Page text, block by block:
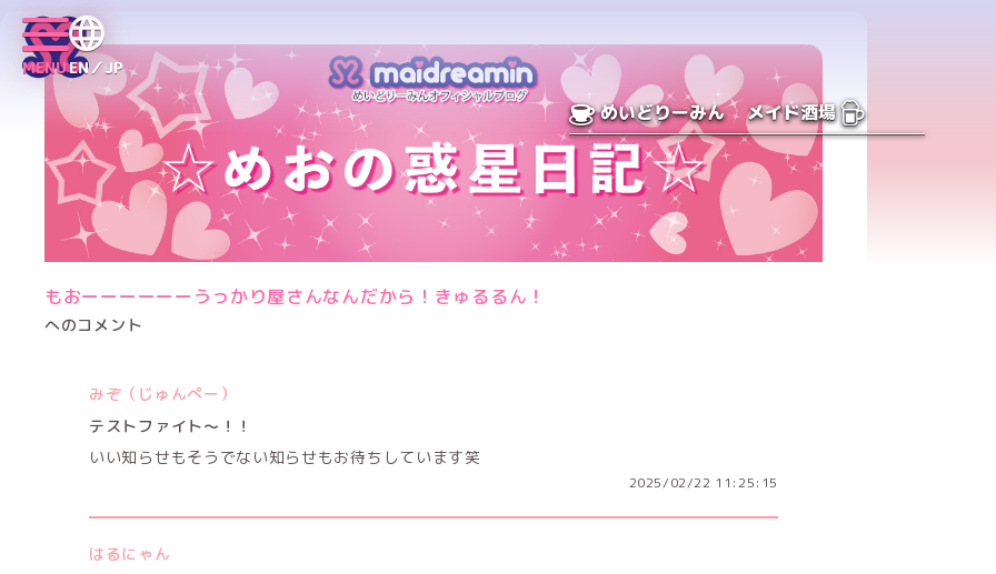
MENUEN／JP
めいどりーみん メイド酒場
もおーーーーーーうっかり屋さんなんだから！きゅるるん！
へのコメント
みぞ（じゅんぺー）
テストファイト〜！！
いい知らせもそうでない知らせもお待ちしています笑
2025/02/22 11:25:15
はるにゃん